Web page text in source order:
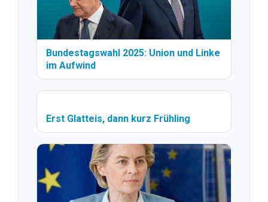
Bundestagswahl 2025: Union und Linke
im Aufwind
Erst Glatteis, dann kurz Frühling